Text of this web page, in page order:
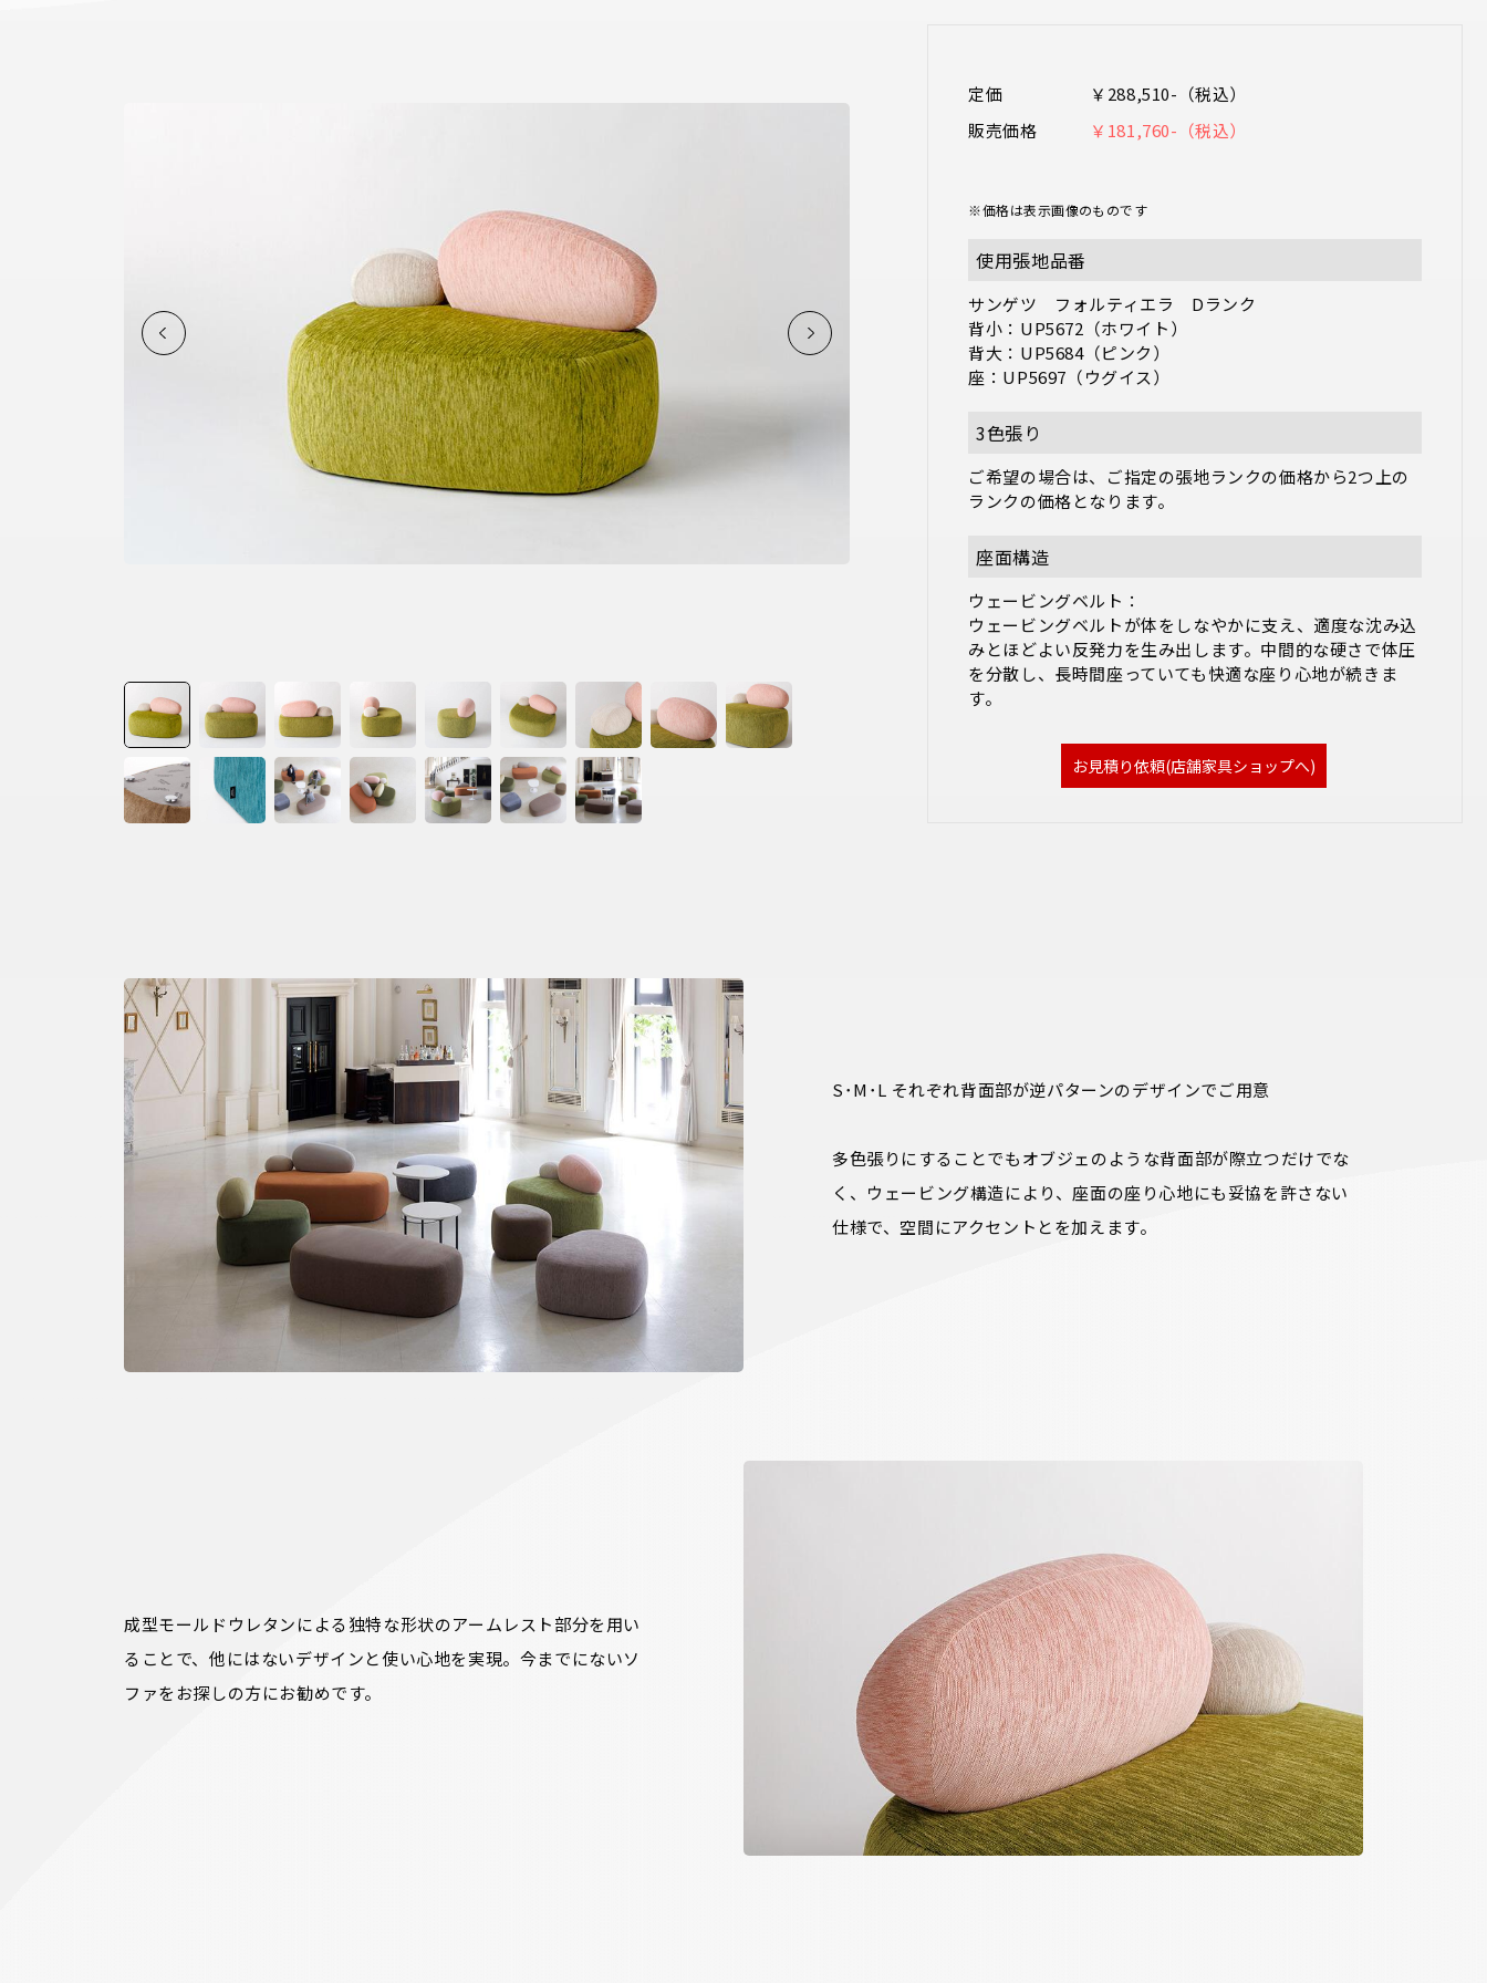
定価
￥288,510-（税込）
販売価格
￥181,760-（税込）
※価格は表示画像のものです
使用張地品番
サンゲツ　フォルティエラ　Dランク
背小：UP5672（ホワイト）
背大：UP5684（ピンク）
3色張り
ご希望の場合は、ご指定の張地ランクの価格から2つ上の
ランクの価格となります。
座面構造
ウェービングベルト：
ウェービングベルトが体をしなやかに支え、適度な沈み込
みとほどよい反発力を生み出します。中間的な硬さで体圧
を分散し、長時間座っていても快適な座り心地が続きま
す。
お見積り依頼(店舗家具ショップへ)
S･M･L それぞれ背面部が逆パターンのデザインでご用意
多色張りにすることでもオブジェのような背面部が際立つだけでな
く、ウェービング構造により、座面の座り心地にも妥協を許さない
仕様で、空間にアクセントとを加えます。
成型モールドウレタンによる独特な形状のアームレスト部分を用い
ることで、他にはないデザインと使い心地を実現。今までにないソ
ファをお探しの方にお勧めです。